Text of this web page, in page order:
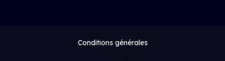
Conditions générales